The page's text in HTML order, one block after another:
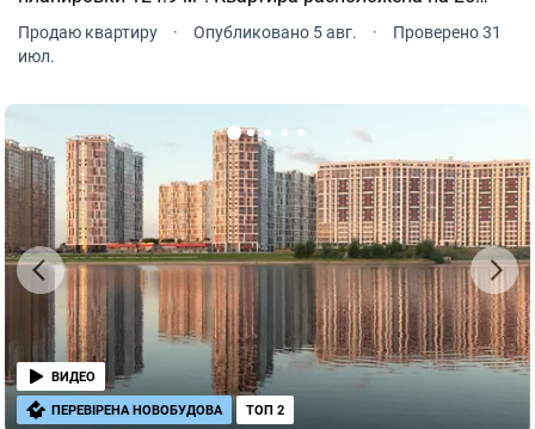
этаже 26-и этажного дома.
Продаю квартиру · Опубликовано 5 авг. ·
Проверено 31
июл.
ВИДЕО
ПЕРЕВІРЕНА НОВОБУДОВА ТОП 2